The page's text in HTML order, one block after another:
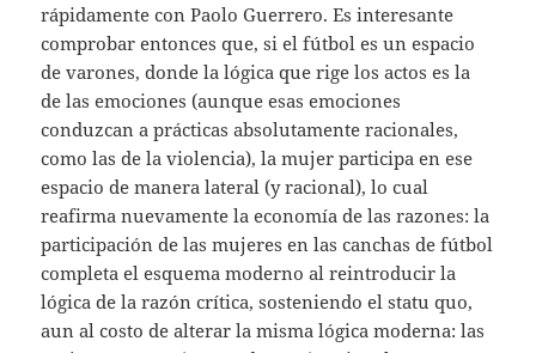
rápidamente con Paolo Guerrero. Es interesante
comprobar entonces que, si el fútbol es un espacio
de varones, donde la lógica que rige los actos es la
de las emociones (aunque esas emociones
conduzcan a prácticas absolutamente racionales,
como las de la violencia), la mujer participa en ese
espacio de manera lateral (y racional), lo cual
reafirma nuevamente la economía de las razones: la
participación de las mujeres en las canchas de fútbol
completa el esquema moderno al reintroducir la
lógica de la razón crítica, sosteniendo el statu quo,
aun al costo de alterar la misma lógica moderna: las